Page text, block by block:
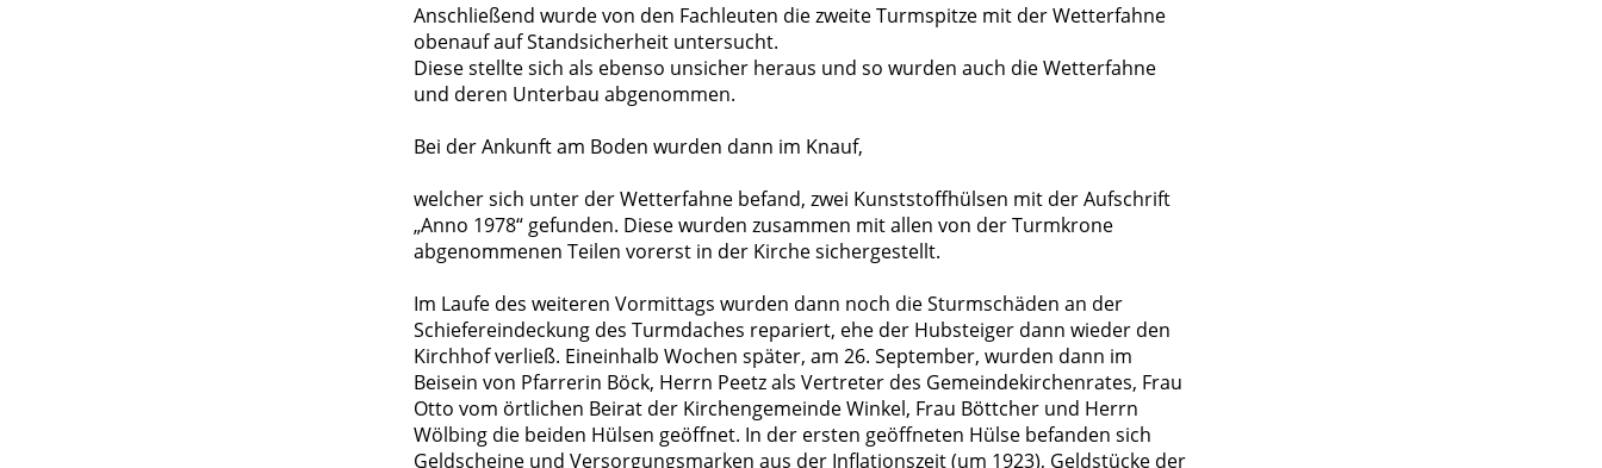
Anschließend wurde von den Fachleuten die zweite Turmspitze mit der Wetterfahne
obenauf auf Standsicherheit untersucht.
Diese stellte sich als ebenso unsicher heraus und so wurden auch die Wetterfahne
und deren Unterbau abgenommen.
Bei der Ankunft am Boden wurden dann im Knauf,
welcher sich unter der Wetterfahne befand, zwei Kunststoffhülsen mit der Aufschrift
„Anno 1978“ gefunden. Diese wurden zusammen mit allen von der Turmkrone
abgenommenen Teilen vorerst in der Kirche sichergestellt.
Im Laufe des weiteren Vormittags wurden dann noch die Sturmschäden an der
Schiefereindeckung des Turmdaches repariert, ehe der Hubsteiger dann wieder den
Kirchhof verließ. Eineinhalb Wochen später, am 26. September, wurden dann im
Beisein von Pfarrerin Böck, Herrn Peetz als Vertreter des Gemeindekirchenrates, Frau
Otto vom örtlichen Beirat der Kirchengemeinde Winkel, Frau Böttcher und Herrn
Wölbing die beiden Hülsen geöffnet. In der ersten geöffneten Hülse befanden sich
Geldscheine und Versorgungsmarken aus der Inflationszeit (um 1923), Geldstücke der